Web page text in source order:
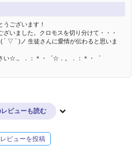
うございます！
いました。クロモスを切り分けて・・・
´ ▽ ` )ノ 生徒さんに愛情が伝わると思いま
い☆.。．：＊・゜☆．。．：＊・゜
ビューも読む
レビューを投稿